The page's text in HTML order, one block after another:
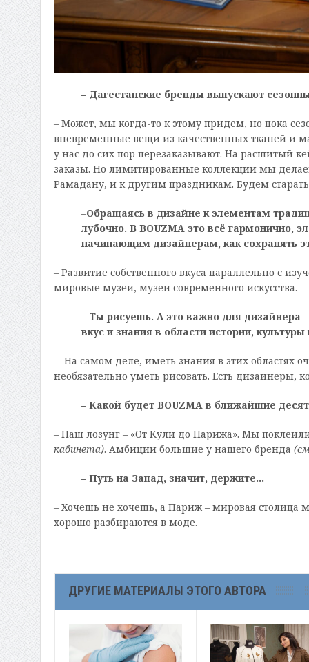
– Дагестанские бренды выпускают
– Может, мы когда-то к этому придем, но пока
вневременные вещи из качественных тканей и
у нас до сих пор перезаказывают. На расшитый
заказы. Но лимитированные коллекции мы
Рамадану, и к другим праздникам. Будем
–Обращаясь в дизайне к элементам
лубочно. ВBOUZMA это всё гармонично,
начинающим дизайнерам, как сохранять
– Развитие собственного вкуса параллельно с
мировые музеи, музеи современного искусства.
– Ты рисуешь. А это важно для дизайнера
вкус и знания в области истории, культуры
– На самом деле, иметь знания в этих областях
необязательно уметь рисовать. Есть дизайнеры,
– Какой будетBOUZMA в ближайшие
– Наш лозунг – «От Кули до Парижа». Мы
кабинета). Амбиции большие у нашего бренда
– Путь на Запад, значит, держите…
– Хочешь не хочешь, а Париж – мировая
хорошо разбираются в моде.
ДРУГИЕ МАТЕРИАЛЫ ЭТОГО АВТОРА